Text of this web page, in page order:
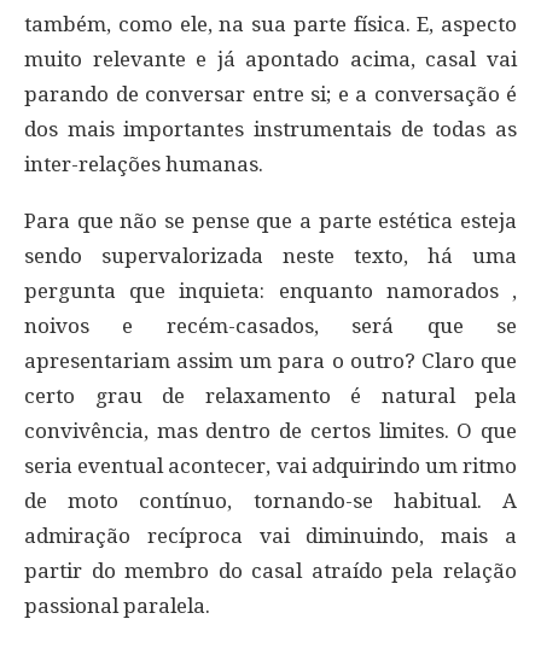
também, como ele, na sua parte física. E, aspecto
muito relevante e já apontado acima, casal vai
parando de conversar entre si; e a conversação é
dos mais importantes instrumentais de todas as
inter-relações humanas.
Para que não se pense que a parte estética esteja
sendo supervalorizada neste texto, há uma
pergunta que inquieta: enquanto namorados ,
noivos e recém-casados, será que se
apresentariam assim um para o outro? Claro que
certo grau de relaxamento é natural pela
convivência, mas dentro de certos limites. O que
seria eventual acontecer, vai adquirindo um ritmo
de moto contínuo, tornando-se habitual. A
admiração recíproca vai diminuindo, mais a
partir do membro do casal atraído pela relação
passional paralela.